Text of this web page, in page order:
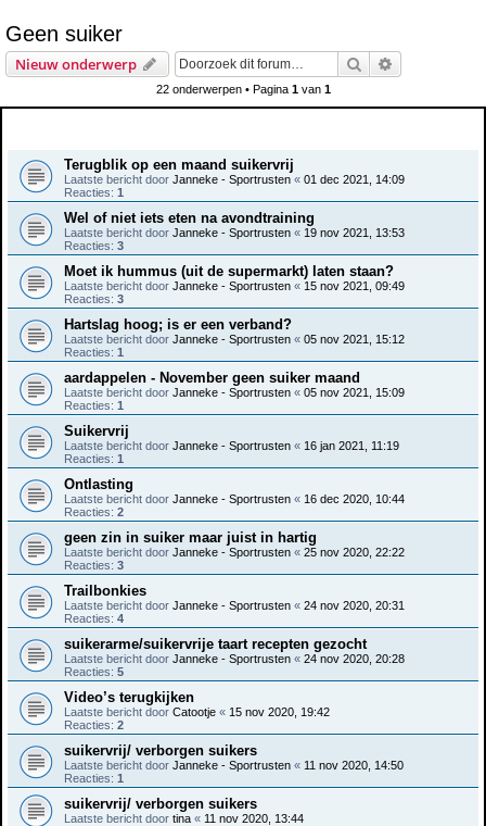
Geen suiker
Nieuw onderwerp Zoek
22 onderwerpen • Pagina 1van 1
Terugblik op een maand suikervrij
Laatste bericht door Janneke - Sportrusten « 01 dec 2021, 14:09
Reacties: 1
Wel of niet iets eten na avondtraining
Laatste bericht door Janneke - Sportrusten « 19 nov 2021, 13:53
Reacties: 3
Moet ik hummus (uit de supermarkt) laten staan?
Laatste bericht door Janneke - Sportrusten « 15 nov 2021, 09:49
Reacties: 3
Hartslag hoog; is er een verband?
Laatste bericht door Janneke - Sportrusten « 05 nov 2021, 15:12
Reacties: 1
aardappelen - November geen suiker maand
Laatste bericht door Janneke - Sportrusten « 05 nov 2021, 15:09
Reacties: 1
Suikervrij
Laatste bericht door Janneke - Sportrusten « 16 jan 2021, 11:19
Reacties: 1
Ontlasting
Laatste bericht door Janneke - Sportrusten « 16 dec 2020, 10:44
Reacties: 2
geen zin in suiker maar juist in hartig
Laatste bericht door Janneke - Sportrusten « 25 nov 2020, 22:22
Reacties: 3
Trailbonkies
Laatste bericht door Janneke - Sportrusten « 24 nov 2020, 20:31
Reacties: 4
suikerarme/suikervrije taart recepten gezocht
Laatste bericht door Janneke - Sportrusten « 24 nov 2020, 20:28
Reacties: 5
Video’s terugkijken
Laatste bericht door Catootje « 15 nov 2020, 19:42
Reacties: 2
suikervrij/ verborgen suikers
Laatste bericht door Janneke - Sportrusten « 11 nov 2020, 14:50
Reacties: 1
suikervrij/ verborgen suikers
Laatste bericht door tina « 11 nov 2020, 13:44